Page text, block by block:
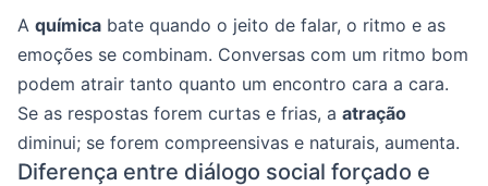
A química bate quando o jeito de falar, o ritmo e as
emoções se combinam. Conversas com um ritmo bom
podem atrair tanto quanto um encontro cara a cara.
Se as respostas forem curtas e frias, a atração
diminui; se forem compreensivas e naturais, aumenta.
Diferença entre diálogo social forçado e